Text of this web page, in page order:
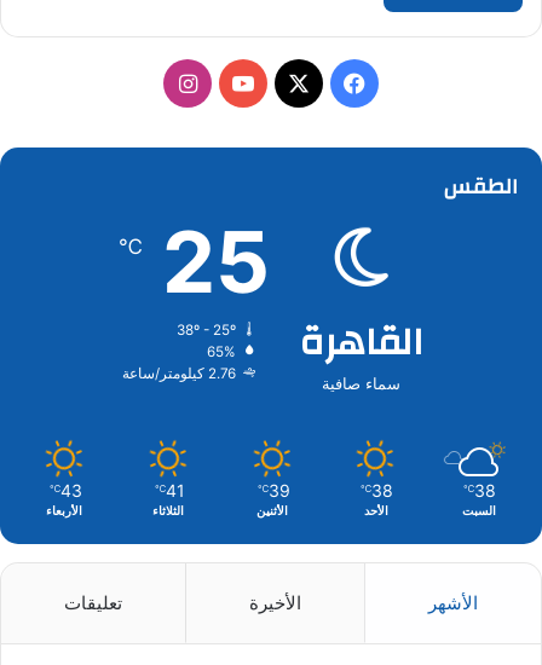
فيسبوك
‫X
‫YouTubeانستقرام
الطقس
القاهرة
سماء صافية
25
℃
65%
2.76 كيلومتر/ساعة
38
℃
السبت
38
℃
الأحد
39
℃
الأثنين
41
℃
الثلاثاء
43
℃
الأربعاء
الأشهر الأخيرة تعليقات